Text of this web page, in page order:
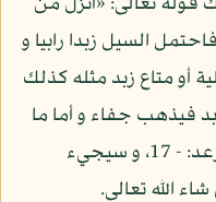
السيل زبدا رابيا و
أو متاع زبد مثله كذلك
فيذهب جفاء و أما ما
ينفع الناس فيمكث في الأرض:» الرعد: - 17، و سيجيء
الله تعالى.